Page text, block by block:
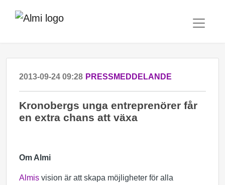
2013-09-24 09:28 PRESSMEDDELANDE
Kronobergs unga entreprenörer får
en extra chans att växa
Om Almi
Almis vision är att skapa möjligheter för alla